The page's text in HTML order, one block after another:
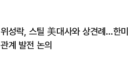
위성락, 스틸 美대사와 상견례…한미
관계 발전 논의